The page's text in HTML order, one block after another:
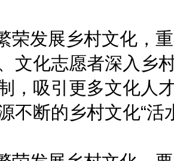
发展乡村文化，重
文化志愿者深入乡
，吸引更多文化人
不断的乡村文化“活